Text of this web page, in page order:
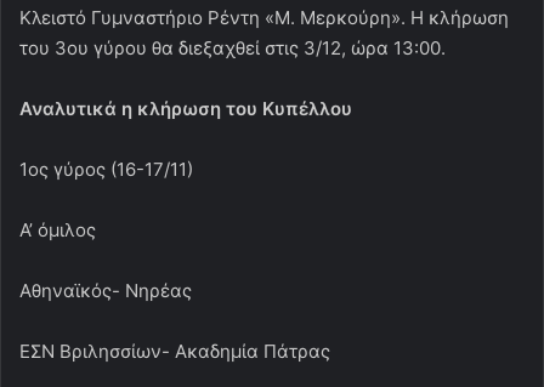
Κλειστό Γυμναστήριο Ρέντη «Μ. Μερκούρη». H κλήρωση
του 3ου γύρου θα διεξαχθεί στις 3/12, ώρα 13:00.
Αναλυτικά η κλήρωση του Κυπέλλου
1ος γύρος (16-17/11)
Α’ όμιλος
Αθηναϊκός- Νηρέας
ΕΣΝ Βριλησσίων- Ακαδημία Πάτρας